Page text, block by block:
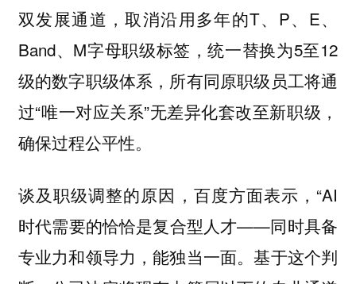
双发展通道，取消沿用多年的T、P、E、
Band、M字母职级标签，统一替换为5至12
级的数字职级体系，所有同原职级员工将通
过“唯一对应关系”无差异化套改至新职级，
确保过程公平性。
谈及职级调整的原因，百度方面表示，“AI
时代需要的恰恰是复合型人才——同时具备
专业力和领导力，能独当一面。基于这个判